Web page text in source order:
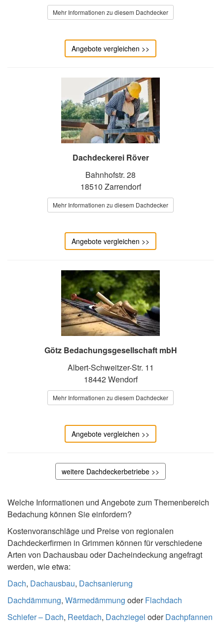
Mehr Informationen zu diesem Dachdecker
Angebote vergleichen >>
Dachdeckerei Röver
Bahnhofstr. 28
18510 Zarrendorf
Mehr Informationen zu diesem Dachdecker
Angebote vergleichen >>
Götz Bedachungsgesellschaft mbH
Albert-Schweitzer-Str. 11
18442 Wendorf
Mehr Informationen zu diesem Dachdecker
Angebote vergleichen >>
weitere Dachdeckerbetriebe >>
Welche Informationen und Angebote zum Themenbereich
Bedachung können Sie einfordern?
Kostenvoranschläge und Preise von regionalen
Dachdeckerfirmen in Grimmen können für verschiedene
Arten von Dachausbau oder Dacheindeckung angefragt
werden, wie etwa:
Dach, Dachausbau, Dachsanierung
Dachdämmung, Wärmedämmung oderFlachdach
Schiefer – Dach, Reetdach, Dachziegel oderDachpfannen